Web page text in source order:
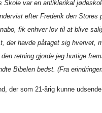
Skole var en antiklerikal
efter Frederik den Stores
fik enhver lov til at blive
der havde påtaget sig hvervet,
retning gjorde jeg hurtige
Bibelen bedst. (Fra
der som 21-årig kunne